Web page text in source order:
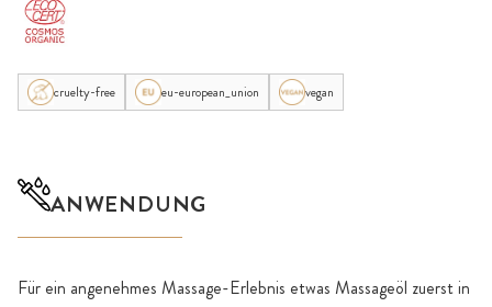
cruelty-free eu-european_union vegan
ANWENDUNG
Für ein angenehmes Massage-Erlebnis etwas Massageöl zuerst in